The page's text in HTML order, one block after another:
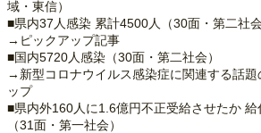
域・東信）
■県内37人感染 累計4500人（30面・第二社会
→ピックアップ記事
■国内5720人感染（30面・第二社会）
→新型コロナウイルス感染症に関連する話題
ップ
■県内外160人に1.6億円不正受給させたか
（31面・第一社会）